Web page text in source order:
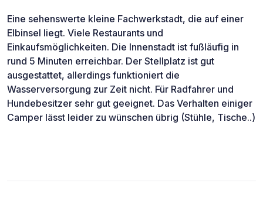
Eine sehenswerte kleine Fachwerkstadt, die auf einer
Elbinsel liegt. Viele Restaurants und
Einkaufsmöglichkeiten. Die Innenstadt ist fußläufig in
rund 5 Minuten erreichbar. Der Stellplatz ist gut
ausgestattet, allerdings funktioniert die
Wasserversorgung zur Zeit nicht. Für Radfahrer und
Hundebesitzer sehr gut geeignet. Das Verhalten einiger
Camper lässt leider zu wünschen übrig (Stühle, Tische..)